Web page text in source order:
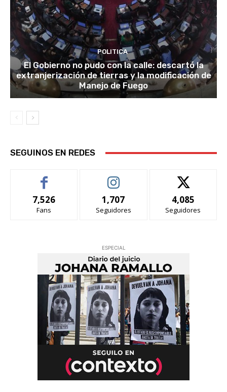
POLITICA
El Gobierno no pudo con la calle: descartó la
extranjerización de tierras y la modificación de
Manejo de Fuego
SEGUINOS EN REDES
7,526
Fans
1,707
Seguidores
4,085
Seguidores
ESPECIAL